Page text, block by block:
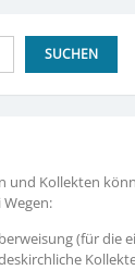
SUCHEN
und Kollekten
(für die